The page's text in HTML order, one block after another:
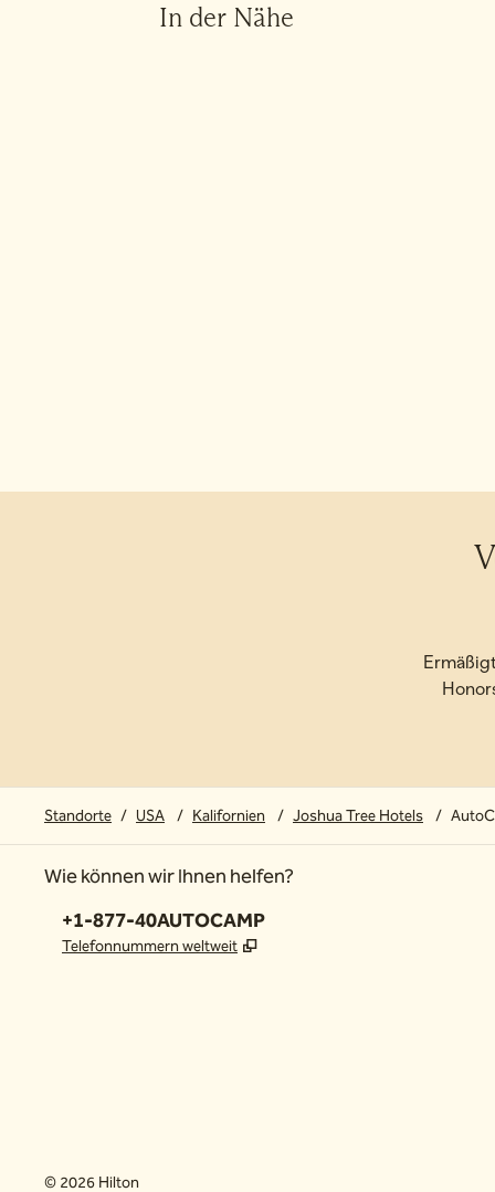
In der Nähe
Standorte / USA / Kalifornien / Joshua Tree Hotels /
Wie können wir Ihnen helfen?
Telefon:
+1-877-40AUTOCAMP
Telefonnummern weltweit ,
© 2026 Hilton